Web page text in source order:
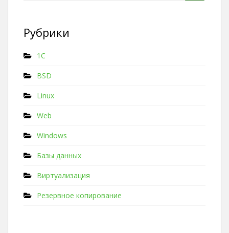
Рубрики
1C
BSD
Linux
Web
Windows
Базы данных
Виртуализация
Резервное копирование